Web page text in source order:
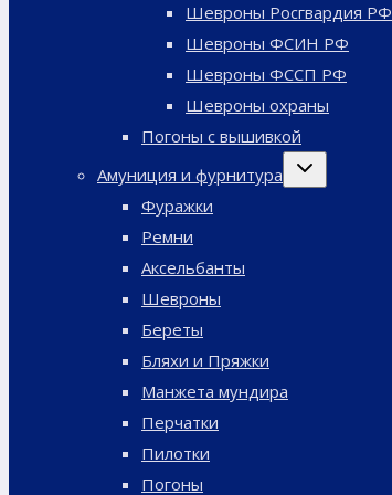
Шевроны Росгвардия РФ
Шевроны ФСИН РФ
Шевроны ФССП РФ
Шевроны охраны
Погоны с вышивкой
Амуниция и фурнитура
Переключить
Фуражки
Ремни
Аксельбанты
Шевроны
Береты
Бляхи и Пряжки
Манжета мундира
Перчатки
Пилотки
Погоны